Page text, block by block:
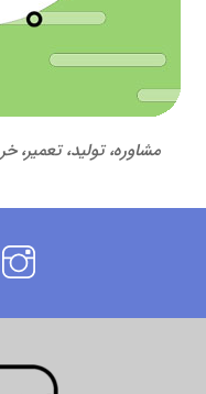
مشاوره، تولید،